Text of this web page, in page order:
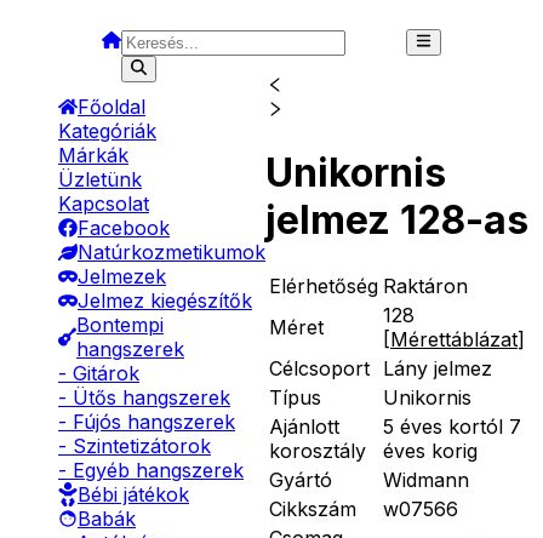
Főoldal
Kategóriák
Márkák
Üzletünk
Kapcsolat
Facebook
Natúrkozmetikumok
Jelmezek
Jelmez kiegészítők
Bontempi
hangszerek
- Gitárok
- Ütős hangszerek
- Fújós hangszerek
- Szintetizátorok
- Egyéb hangszerek
Bébi játékok
Babák
Unikornis
jelmez 128-as
Elérhetőség Raktáron
Méret
128
[Mérettáblázat]
Célcsoport Lány jelmez
Típus
Unikornis
Ajánlott
korosztály
5 éves kortól 7
éves korig
Gyártó
Widmann
Cikkszám
w07566